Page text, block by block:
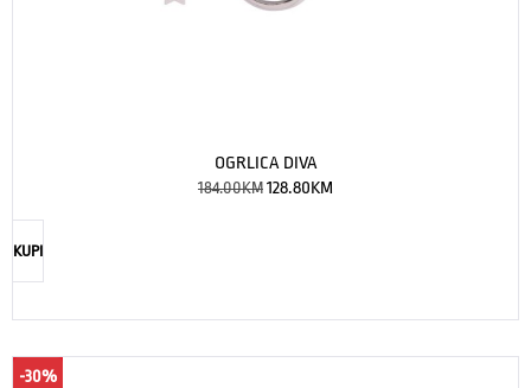
OGRLICA DIVA
184.00KM128.80KM
KUPI
-30%